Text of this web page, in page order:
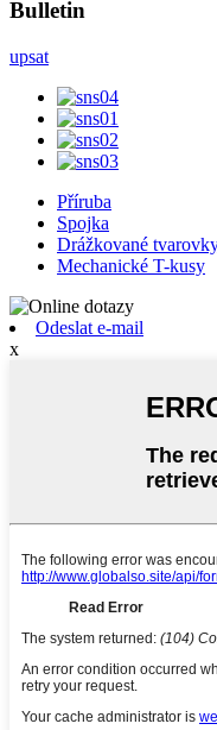
Bulletin
upsat
Příruba
Spojka
Drážkované
Mechanické T-kusy
Odeslat e-mail
x